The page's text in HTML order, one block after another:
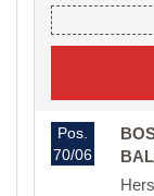
Pos.
70/06